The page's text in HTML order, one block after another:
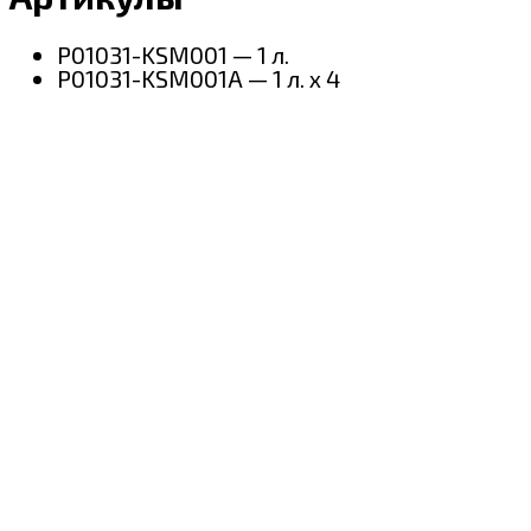
P01031-KSM001 — 1 л.
P01031-KSM001A — 1 л. х 4